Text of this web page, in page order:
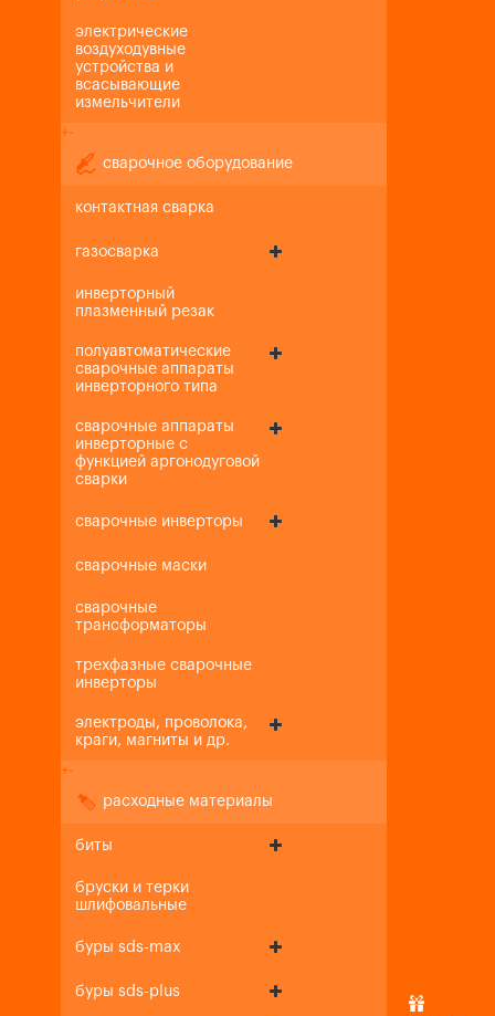
электрические
воздуходувные
устройства и
всасывающие
измельчители
+-
сварочное оборудование
контактная сварка
газосварка
инверторный
плазменный резак
полуавтоматические
сварочные аппараты
инверторного типа
сварочные аппараты
инверторные с
функцией аргонодуговой
сварки
сварочные инверторы
сварочные маски
сварочные
трансформаторы
трехфазные сварочные
инверторы
электроды, проволока,
краги, магниты и др.
+-
расходные материалы
биты
бруски и терки
шлифовальные
буры sds-max
буры sds-plus